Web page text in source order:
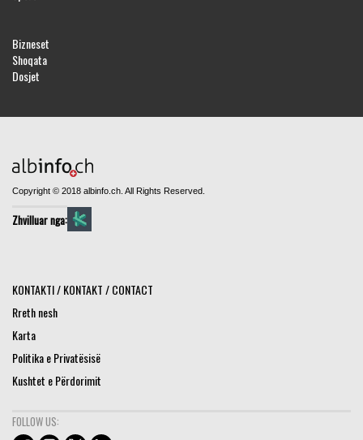
Bizneset
Shoqata
Dosjet
Copyright © 2018 albinfo.ch. All Rights Reserved.
Zhvilluar nga:
KONTAKTI / KONTAKT / CONTACT
Rreth nesh
Karta
Politika e Privatësisë
Kushtet e Përdorimit
FOLLOW US: